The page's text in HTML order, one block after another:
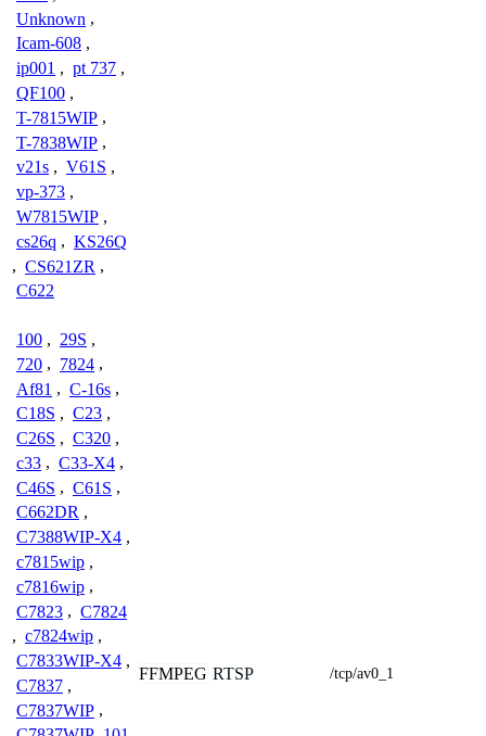
Unknown ,
Icam-608 ,
ip001 , pt 737 ,
QF100 ,
T-7815WIP ,
T-7838WIP ,
v21s , V61S ,
vp-373 ,
W7815WIP ,
cs26q , KS26Q
, CS621ZR ,
C622
100 , 29S ,
720 , 7824 ,
Af81 , C-16s ,
C18S , C23 ,
C26S , C320 ,
c33 , C33-X4 ,
C46S , C61S ,
C662DR ,
C7388WIP-X4 ,
c7815wip ,
c7816wip ,
C7823 , C7824
, c7824wip ,
C7833WIP-X4 ,
C7837 ,
C7837WIP ,
FFMPEG RTSP /tcp/av0_1